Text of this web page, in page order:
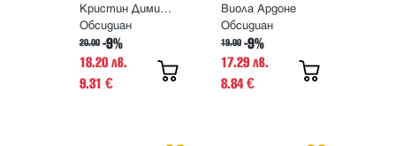
Кристин Димитрова
Обсидиан
20.00 -9%
18.20 лв.
9.31 €
Виола Ардоне
Обсидиан
19.00 -9%
17.29 лв.
8.84€